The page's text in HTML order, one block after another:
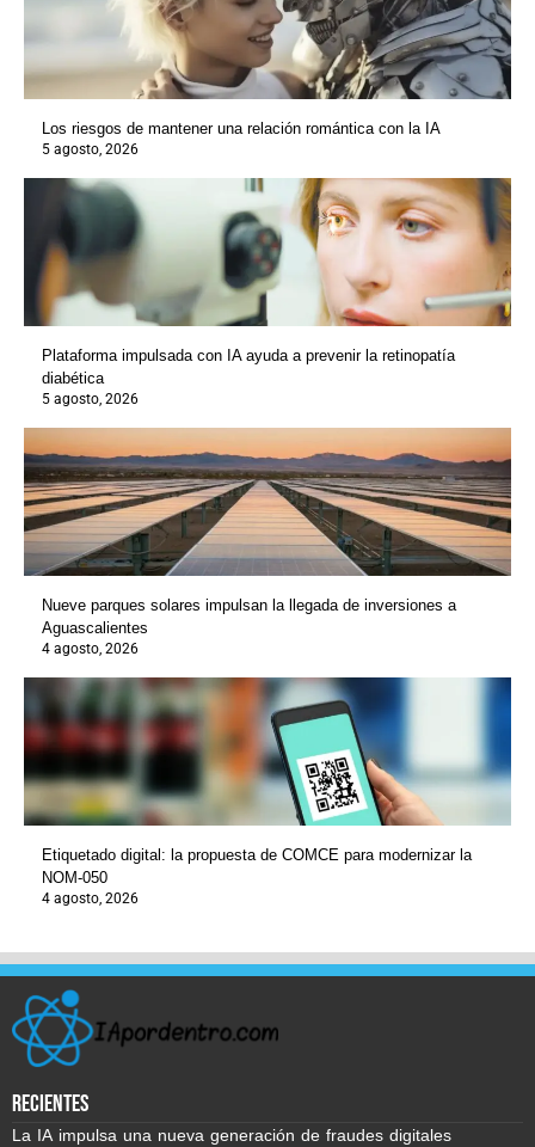
Los riesgos de mantener una relación romántica con la IA
5 agosto, 2026
Plataforma impulsada con IA ayuda a prevenir la retinopatía
diabética
5 agosto, 2026
Nueve parques solares impulsan la llegada de inversiones a
Aguascalientes
4 agosto, 2026
Etiquetado digital: la propuesta de COMCE para modernizar la
NOM-050
4 agosto, 2026
recientes
La IA impulsa una nueva generación de fraudes digitales